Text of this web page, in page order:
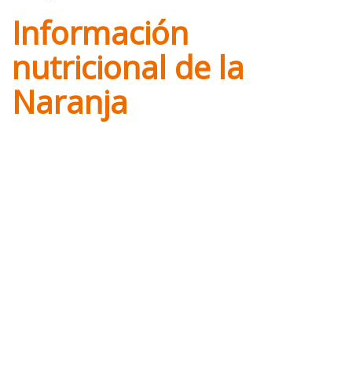
Información
nutricional de la
Naranja